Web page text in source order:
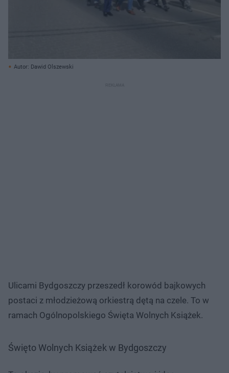
Autor: Dawid Olszewski
Ulicami Bydgoszczy przeszedł korowód bajkowych
postaci z młodzieżową orkiestrą dętą na czele. To w
ramach Ogólnopolskiego Święta Wolnych Książek.
Święto Wolnych Książek w Bydgoszczy